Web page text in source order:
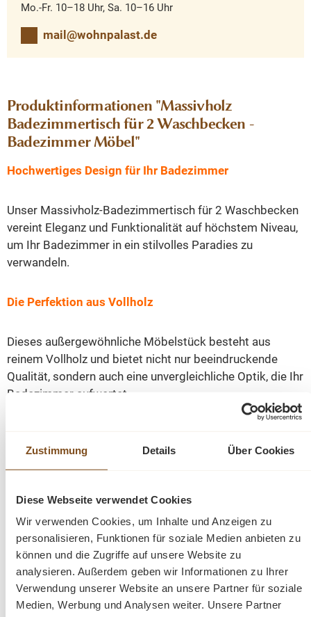
Zustimmung Details Über Cookies
Diese Webseite verwendet Cookies
Wir verwenden Cookies, um Inhalte und Anzeigen zu
personalisieren, Funktionen für soziale Medien anbieten zu
können und die Zugriffe auf unsere Website zu
analysieren. Außerdem geben wir Informationen zu Ihrer
Verwendung unserer Website an unsere Partner für soziale
Medien, Werbung und Analysen weiter. Unsere Partner
Mo.-Fr. 10–18 Uhr, Sa. 10–16 Uhr
mail@wohnpalast.de
Produktinformationen "Massivholz
Badezimmertisch für 2 Waschbecken -
Badezimmer Möbel"
Hochwertiges Design für Ihr Badezimmer
Unser Massivholz-Badezimmertisch für 2 Waschbecken
vereint Eleganz und Funktionalität auf höchstem Niveau,
um Ihr Badezimmer in ein stilvolles Paradies zu
verwandeln.
Die Perfektion aus Vollholz
Dieses außergewöhnliche Möbelstück besteht aus
reinem Vollholz und bietet nicht nur beeindruckende
Qualität, sondern auch eine unvergleichliche Optik, die Ihr
Badezimmer aufwertet.
Jedes Detail dieses Badezimmertisches wurde von
Die äußerst solide Konstruktion verspricht eine
langanhaltende Nutzungsdauer und absolute
Zuverlässigkeit.
Harmonie von Funktionalität und Design